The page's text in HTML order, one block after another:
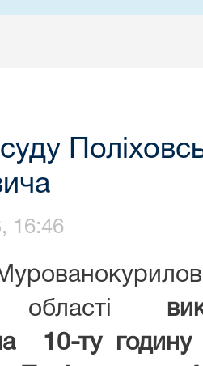
16:46
області
10-ту годину